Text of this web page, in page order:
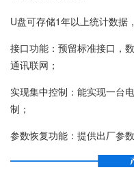
U盘可存储1年以上统计数据
接口功能：预留标准接口，
通讯联网；
实现集中控制：能实现一台
制；
参数恢复功能：提供出厂参数